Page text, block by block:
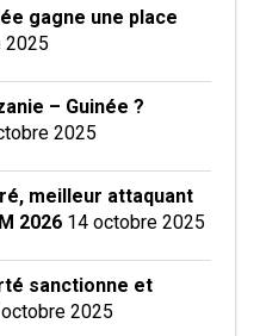
gagne une place
2025
– Guinée ?
2025
meilleur attaquant
2026 14 octobre 2025
sanctionne et
2025